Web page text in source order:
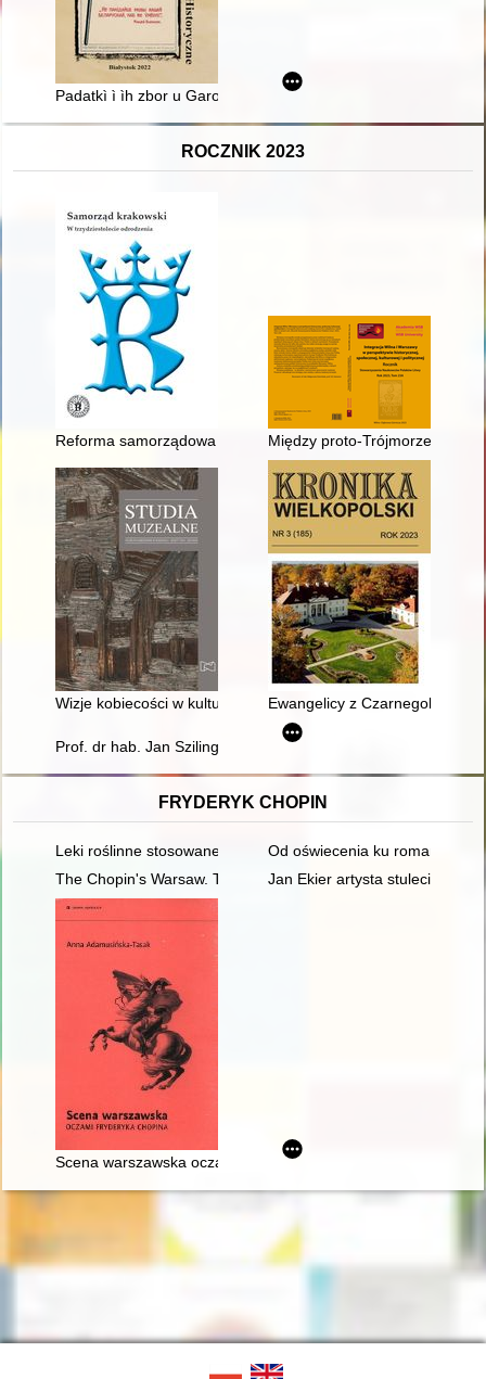
Padatkì ì ìh zbor u Garodnì ǔ XVI-XVII stst
ROCZNIK 2023
Reforma samorządowa rządu Tadeusza Mazowieckiego
Między proto-Trójmorzem a
Wizje kobiecości w kulturze ludowej na przykładzie analizy
Ewangelicy z Czarnegolasu
Prof. dr hab. Jan Sziling (1939-2023) : wspomnienie = Prof.
FRYDERYK CHOPIN
Leki roślinne stosowane w leczeniu Fryderyka Chopina
Od oświecenia ku
The Chopin's Warsaw. The Chopin's addresses in Warsaw
Jan Ekier artysta stulecia - w
Scena warszawska oczami Fryderyka Chopina